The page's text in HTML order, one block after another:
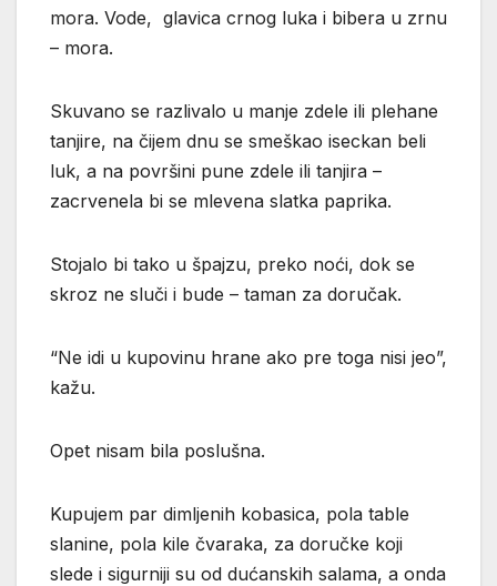
mora. Vode, glavica crnog luka i bibera u zrnu
– mora.
Skuvano se razlivalo u manje zdele ili plehane
tanjire, na čijem dnu se smeškao iseckan beli
luk, a na površini pune zdele ili tanjira –
zacrvenela bi se mlevena slatka paprika.
Stojalo bi tako u špajzu, preko noći, dok se
skroz ne sluči i bude – taman za doručak.
“Ne idi u kupovinu hrane ako pre toga nisi jeo”,
kažu.
Opet nisam bila poslušna.
Kupujem par dimljenih kobasica, pola table
slanine, pola kile čvaraka, za doručke koji
slede i sigurniji su od dućanskih salama, a onda